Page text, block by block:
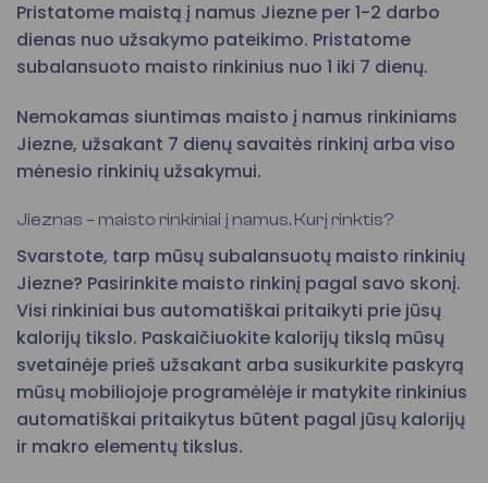
Pristatome maistą į namus Jiezne per 1-2 darbo
dienas nuo užsakymo pateikimo. Pristatome
subalansuoto maisto rinkinius nuo 1 iki 7 dienų.
Nemokamas siuntimas maisto į namus rinkiniams
Jiezne, užsakant 7 dienų savaitės rinkinį arba viso
mėnesio rinkinių užsakymui.
Jieznas – maisto rinkiniai į namus. Kurį rinktis?
Svarstote, tarp mūsų subalansuotų maisto rinkinių
Jiezne? Pasirinkite maisto rinkinį pagal savo skonį.
Visi rinkiniai bus automatiškai pritaikyti prie jūsų
kalorijų tikslo. Paskaičiuokite kalorijų tikslą mūsų
svetainėje prieš užsakant arba susikurkite paskyrą
mūsų mobiliojoje programėlėje ir matykite rinkinius
automatiškai pritaikytus būtent pagal jūsų kalorijų
ir makro elementų tikslus.